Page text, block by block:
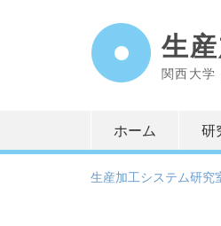
生
関西大学
ホーム 研
生産加工システム研究